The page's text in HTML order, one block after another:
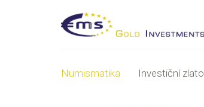
Numismatika Investiční zlato